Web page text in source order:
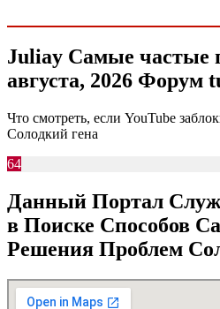
Juliay Самые частые
августа, 2026 Форум
Что смотреть, если YouTube
Солодкий гена
64
Данный Портал
в Поиске Способов
Решения Проблем